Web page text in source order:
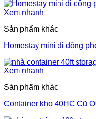
Xem nhanh
Sản phẩm khác
Homestay mini di động
Xem nhanh
Sản phẩm khác
Container kho 40HC Cũ